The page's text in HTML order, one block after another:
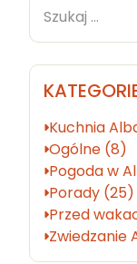
Kuchnia
Ogólne (8)
Pogoda w
Porady (25)
Przed
Zwiedzanie